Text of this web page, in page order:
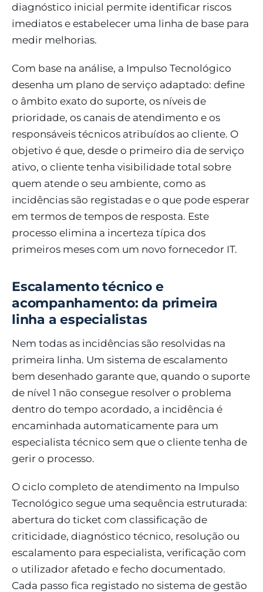
diagnóstico inicial permite identificar riscos
imediatos e estabelecer uma linha de base para
medir melhorias.
Com base na análise, a Impulso Tecnológico
desenha um plano de serviço adaptado: define
o âmbito exato do suporte, os níveis de
prioridade, os canais de atendimento e os
responsáveis técnicos atribuídos ao cliente. O
objetivo é que, desde o primeiro dia de serviço
ativo, o cliente tenha visibilidade total sobre
quem atende o seu ambiente, como as
incidências são registadas e o que pode esperar
em termos de tempos de resposta. Este
processo elimina a incerteza típica dos
primeiros meses com um novo fornecedor IT.
Escalamento técnico e
acompanhamento: da primeira
linha a especialistas
Nem todas as incidências são resolvidas na
primeira linha. Um sistema de escalamento
bem desenhado garante que, quando o suporte
de nível 1 não consegue resolver o problema
dentro do tempo acordado, a incidência é
encaminhada automaticamente para um
especialista técnico sem que o cliente tenha de
gerir o processo.
O ciclo completo de atendimento na Impulso
Tecnológico segue uma sequência estruturada:
abertura do ticket com classificação de
criticidade, diagnóstico técnico, resolução ou
escalamento para especialista, verificação com
o utilizador afetado e fecho documentado.
Cada passo fica registado no sistema de gestão